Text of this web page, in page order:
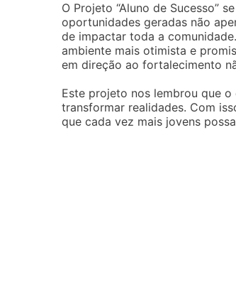
O Projeto “Aluno de Sucesso”
oportunidades geradas não
de impactar toda a
ambiente mais otimista e
em direção ao fortalecimento
Este projeto nos lembrou que
transformar realidades. Com
que cada vez mais jovens